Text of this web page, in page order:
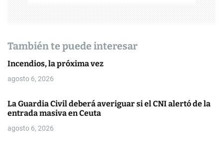
d
e
e
n
t
También te puede interesar
Incendios, la próxima vez
agosto 6, 2026
La Guardia Civil deberá averiguar si el CNI alertó de la
entrada masiva en Ceuta
agosto 6, 2026